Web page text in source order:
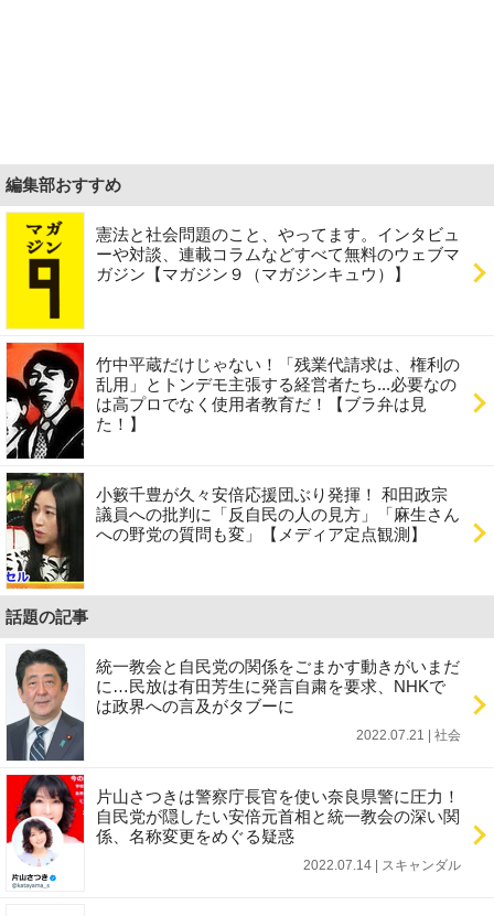
編集部おすすめ
憲法と社会問題のこと、やってます。インタビュ
ーや対談、連載コラムなどすべて無料のウェブマ
ガジン【マガジン９（マガジンキュウ）】
竹中平蔵だけじゃない！「残業代請求は、権利の
乱用」とトンデモ主張する経営者たち...必要なの
は高プロでなく使用者教育だ！【ブラ弁は見
た！】
小籔千豊が久々安倍応援団ぶり発揮！ 和田政宗
議員への批判に「反自民の人の見方」「麻生さん
への野党の質問も変」【メディア定点観測】
話題の記事
統一教会と自民党の関係をごまかす動きがいまだ
に…民放は有田芳生に発言自粛を要求、NHKで
は政界への言及がタブーに
2022.07.21 | 社会
片山さつきは警察庁長官を使い奈良県警に圧力！
自民党が隠したい安倍元首相と統一教会の深い関
係、名称変更をめぐる疑惑
2022.07.14 | スキャンダル